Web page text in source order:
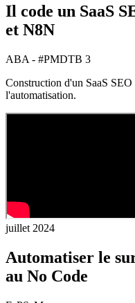
Il code un SaaS
et N8N
ABA - #PMDTB 3
Construction d'un SaaS
l'automatisation.
juillet 2024
Automatiser le
au No Code